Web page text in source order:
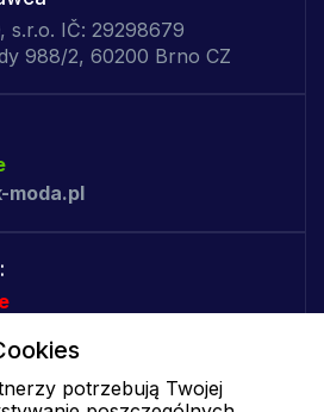
s.r.o. IČ: 29298679
988/2, 60200 Brno CZ
moda.pl
|Więcej informacji|Polityka
potrzebują Twojej